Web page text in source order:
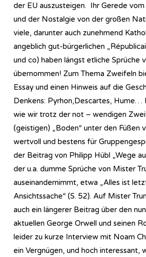
der EU auszusteigen. Ihr Gerede
und der Nostalgie von der großen
viele, darunter auch zunehmend
angeblich gut-bürgerlichen
und co) haben längst etliche Sprüche
übernommen! Zum Thema Zweifeln
Essay und einen Hinweis auf die
Denkens: Pyrhon,Descartes, Hume…
wie wir trotz der not – wendigen
(geistigen) „Boden“ unter den Füßen
wertvoll und bestens für
der Beitrag von Philipp Hübl „Wege
der u.a. dumme Sprüche von Mister
auseinandernimmt, etwa „Alles ist
Ansichtssache“ (S. 52). Auf Mister
auch ein längerer Beitrag über den
aktuellen George Orwell und seinen
leider zu kurze Interview mit Noam
ein Vergnügen, und hoch interessant,